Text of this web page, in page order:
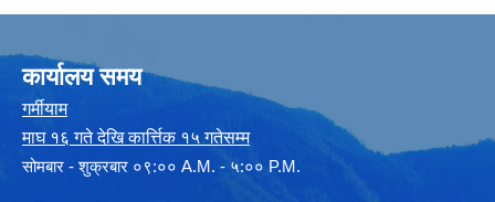
कार्यालय समय
गर्मीयाम
माघ १६ गते देखि कार्त्तिक १५ गतेसम्म
सोमबार - शुक्रबार ०९:०० A.M. - ५:०० P.M.